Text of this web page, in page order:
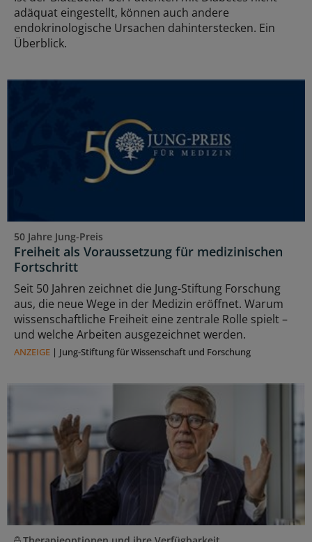
adäquat eingestellt, können auch andere
endokrinologische Ursachen dahinterstecken. Ein
Überblick.
50 Jahre Jung-Preis
Freiheit als Voraussetzung für medizinischen
Fortschritt
Seit 50 Jahren zeichnet die Jung-Stiftung Forschung
aus, die neue Wege in der Medizin eröffnet. Warum
wissenschaftliche Freiheit eine zentrale Rolle spielt –
und welche Arbeiten ausgezeichnet werden.
ANZEIGE | Jung-Stiftung für Wissenschaft und Forschung